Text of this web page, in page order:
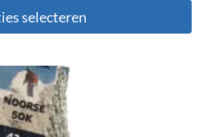
selecteren